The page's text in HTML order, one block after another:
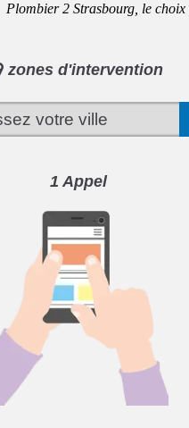
Plombier 2 Strasbourg, le
zones d'intervention
1 Appel